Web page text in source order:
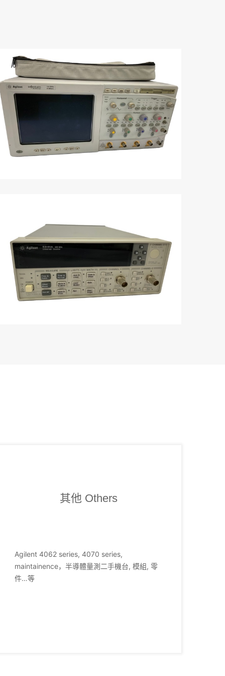
其他 Others
Agilent 4062 series, 4070 series,
maintainence，半導體量測二手機台, 模組, 零
件…等